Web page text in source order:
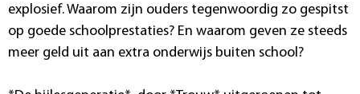
explosief. Waarom zijn ouders tegenwoordig zo gespitst
op goede schoolprestaties? En waarom geven ze steeds
meer geld uit aan extra onderwijs buiten school?